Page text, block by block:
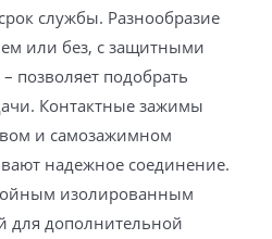
службы. Разнообразие
или без, с защитными
позволяет подобрать
Контактные зажимы
и самозажимном
надежное соединение.
изолированным
для дополнительной